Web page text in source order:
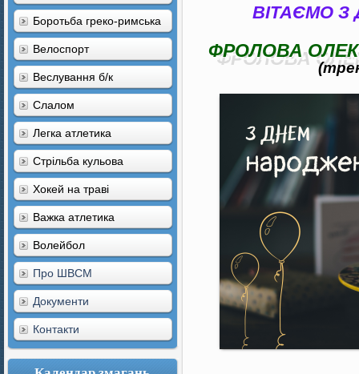
Боротьба греко-римська
Велоспорт
Веслування б/к
Cлалом
Легка атлетика
Стрільба кульова
Хокей на траві
Важка атлетика
Волейбол
Про ШВСМ
Документи
Контакти
ВІТАЄМО
ФРОЛОВА